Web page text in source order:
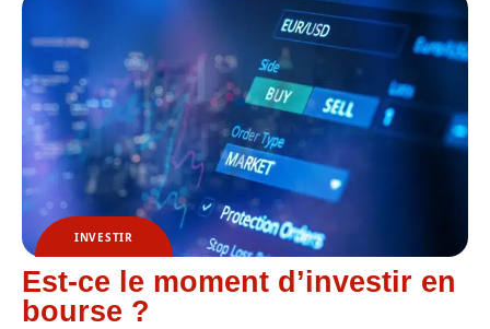
INVESTIR
Est-ce le moment d’investir en
bourse ?